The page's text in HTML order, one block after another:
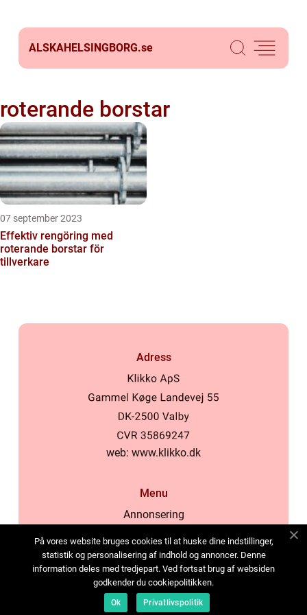
ALSKAHELSINGBORG.se
roterande borstar
07 september 2023
Effektiv rengöring med
roterande borstar för
tillverkare
Adress
web: www.klikko.dk
Menu
Annonsering
Cookies
Kontakta oss
Sitemap
På vores website bruges cookies til at huske dine indstillinger,
statistik og personalisering af indhold og annoncer. Denne
information deles med tredjepart. Ved fortsat brug af websiden
godkender du cookiepolitikken.
Ok Privatlivspolitik